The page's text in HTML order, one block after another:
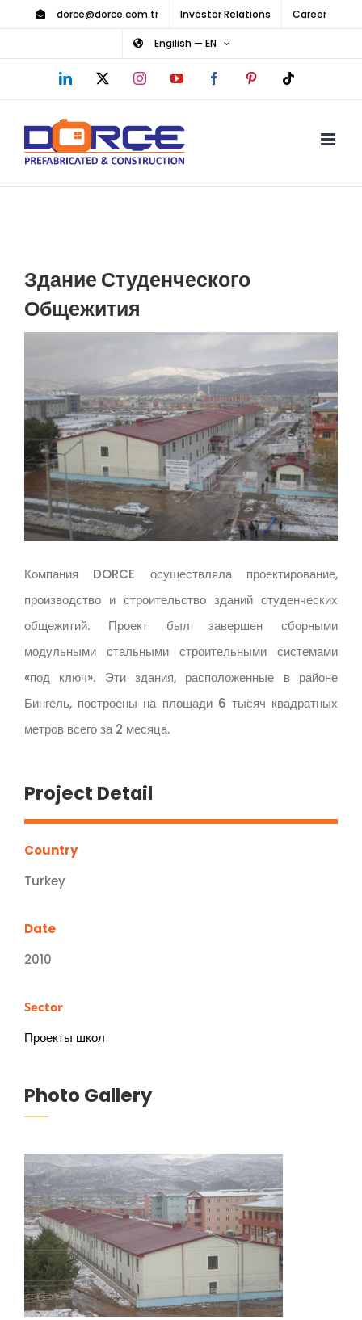
content
dorce@dorce.com.tr Investor Relations Career
Engilish — EN
LinkedIn InstagramYouTube FacebookPinterest
Здание Студенческого
Общежития
Компания DORCE осуществляла проектирование,
производство и строительство зданий студенческих
общежитий. Проект был завершен сборными
модульными стальными строительными системами
«под ключ». Эти здания, расположенные в районе
Бингель, построены на площади 6 тысяч квадратных
метров всего за 2 месяца.
Project Detail
Country
Turkey
Date
2010
Sector
Проекты школ
Photo Gallery